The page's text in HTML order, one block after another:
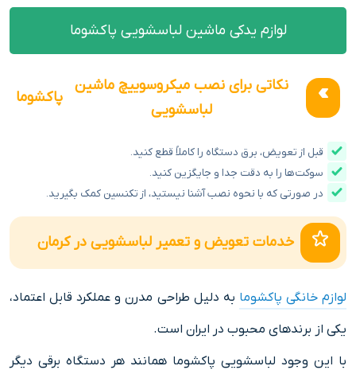
لوازم یدکی ماشین لباسشویی پاکشوما
نکاتی برای نصب میکروسوییچ ماشین
لباسشویی
پاکشوما
قبل از تعویض، برق دستگاه را کاملاً قطع کنید.
سوکت‌ها را به دقت جدا و جایگزین کنید.
در صورتی که با نحوه نصب آشنا نیستید، از تکنسین کمک بگیرید.
خدمات تعویض و تعمیر لباسشویی در کرمان
لوازم خانگی پاکشوما به دلیل طراحی مدرن و عملکرد قابل اعتماد،
یکی از برندهای محبوب در ایران است.
با این وجود لباسشویی پاکشوما همانند هر دستگاه برقی دیگر